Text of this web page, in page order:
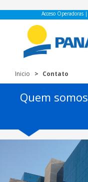
Acceso Operadoras|
Inicio Contato
Quem somos